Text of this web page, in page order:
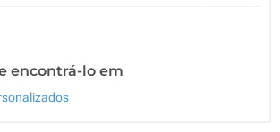
encontrá-lo em